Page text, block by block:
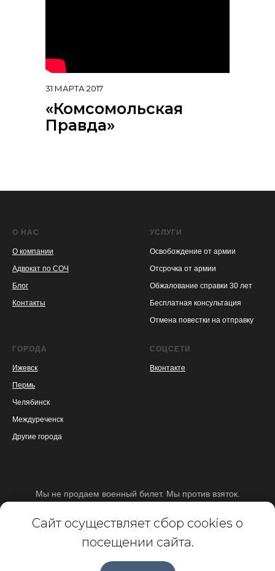
«Комсомольская
Правда»
31 МАРТА 2017
О НАС
О компании
Адвокат по СОЧ
Блог
Контакты
УСЛУГИ
Освобождение от армии
Отсрочка от армии
Обжалование справки 30 лет
Бесплатная консультация
Отмена повестки на отправку
ГОРОДА
Ижевск
Пермь
Челябинск
Междуреченск
Другие города
СОЦСЕТИ
Вконтакте
Мы не продаем военный билет. Мы против взяток.
© 2012-2026 ООО "Агентство правовой защиты"
Сайт осуществляет сбор cookies о
посещении сайта.